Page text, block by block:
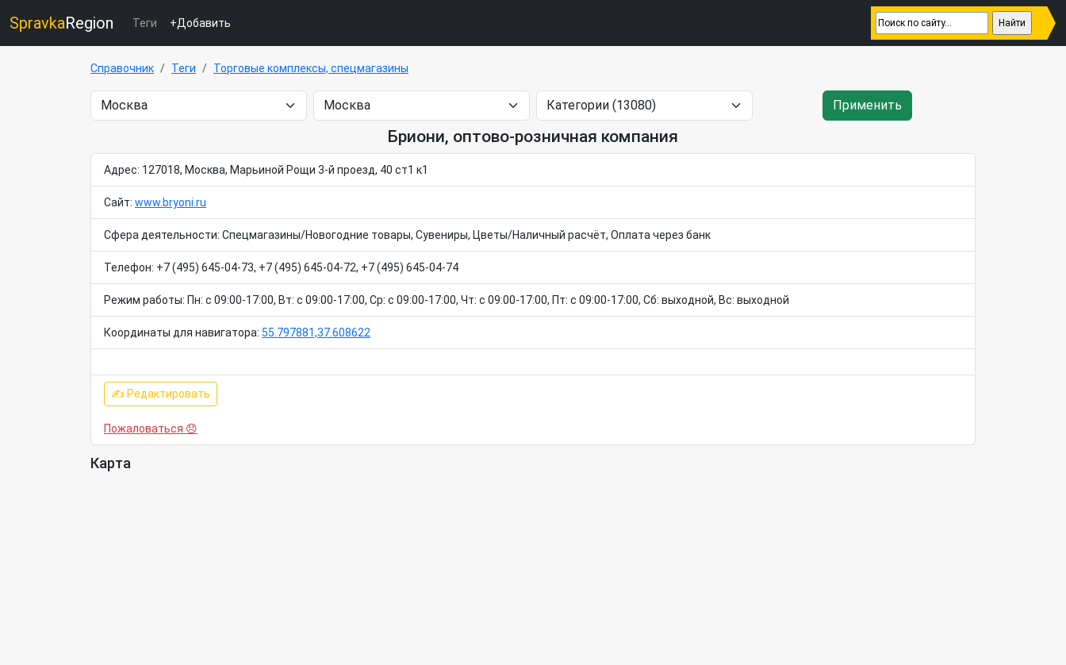
SpravkaRegion Теги +Добавить
Справочник Теги Торговые комплексы, спецмагазины
Применить
Бриони, оптово-розничная компания
Адрес: 127018, Москва, Марьиной Рощи 3-й проезд, 40 ст1 к1
Сайт: www.bryoni.ru
Сфера деятельности: Спецмагазины/Новогодние товары, Сувениры, Цветы/Наличный расчёт, Оплата через банк
Телефон: +7 (495) 645-04-73, +7 (495) 645-04-72, +7 (495) 645-04-74
Режим работы: Пн: c 09:00-17:00, Вт: c 09:00-17:00, Ср: c 09:00-17:00, Чт: c 09:00-17:00, Пт: c 09:00-17:00, Сб: выходной, Вс: выходной
Координаты для навигатора: 55.797881,37.608622
✍ Редактировать
Пожаловаться 😞
Карта